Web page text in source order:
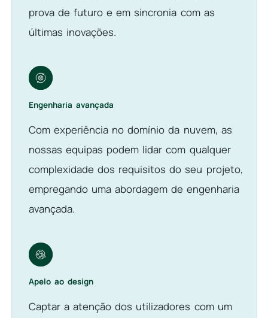
prova de futuro e em sincronia com as
últimas inovações.
Engenharia avançada
Com experiência no domínio da nuvem, as
nossas equipas podem lidar com qualquer
complexidade dos requisitos do seu projeto,
empregando uma abordagem de engenharia
avançada.
Apelo ao design
Captar a atenção dos utilizadores com um